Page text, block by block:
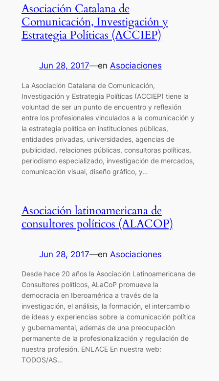
Asociación Catalana de
Comunicación, Investigación y
Estrategia Políticas (ACCIEP)
Jun 28, 2017—en Asociaciones
La Asociación Catalana de Comunicación,
Investigación y Estrategia Políticas (ACCIEP) tiene la
voluntad de ser un punto de encuentro y reflexión
entre los profesionales vinculados a la comunicación y
la estrategia política en instituciones públicas,
entidades privadas, universidades, agencias de
publicidad, relaciones públicas, consultoras políticas,
periodismo especializado, investigación de mercados,
comunicación visual, diseño gráfico, y…
Asociación latinoamericana de
consultores políticos (ALACOP)
Jun 28, 2017—en Asociaciones
Desde hace 20 años la Asociación Latinoamericana de
Consultores políticos, ALaCoP promueve la
democracia en Iberoamérica a través de la
investigación, el análisis, la formación, el intercambio
de ideas y experiencias sobre la comunicación política
y gubernamental, además de una preocupación
permanente de la profesionalización y regulación de
nuestra profesión. ENLACE En nuestra web:
TODOS/AS…